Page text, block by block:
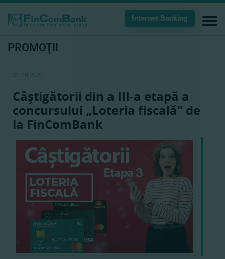
Internet Banking
PROMOŢII
22.10.2020
Câştigătorii din a III-a etapă a
concursului „Loteria fiscală” de
la FinComBank